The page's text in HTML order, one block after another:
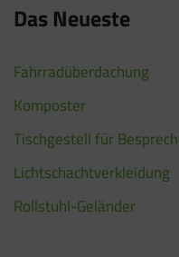
Das Neueste
Fahrradüberdachung
Komposter
Tischgestell für
Lichtschachtverkleidung
Rollstuhl-Geländer